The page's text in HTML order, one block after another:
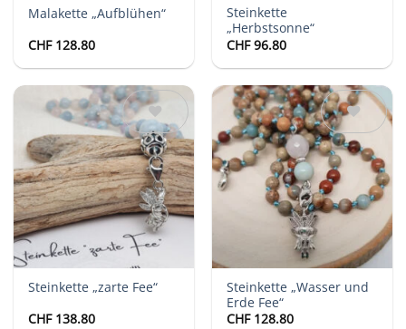
Malakette „Aufblühen“
CHF128.80
Steinkette
„Herbstsonne“
CHF96.80
Auf die
Wunschliste
Steinkette „zarte Fee“
CHF138.80
Auf die
Wunschliste
Steinkette „Wasser und
Erde Fee“
CHF128.80